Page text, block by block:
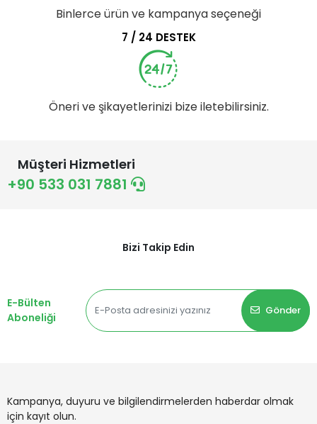
Binlerce ürün ve kampanya seçeneği
7 / 24 DESTEK
Öneri ve şikayetlerinizi bize iletebilirsiniz.
Müşteri Hizmetleri
+90 533 031 7881
Bizi Takip Edin
E-Bülten
Aboneliği
Gönder
Kampanya, duyuru ve bilgilendirmelerden haberdar olmak
için kayıt olun.